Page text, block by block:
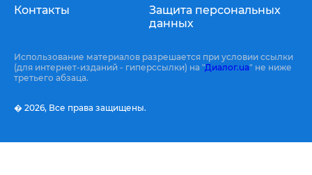
Контакты
Защита персональных
данных
Использование материалов разрешается при условии ссылки
(для интернет-изданий - гиперссылки) на "Диалог.ua" не ниже
третьего абзаца.
� 2026, Все права защищены.